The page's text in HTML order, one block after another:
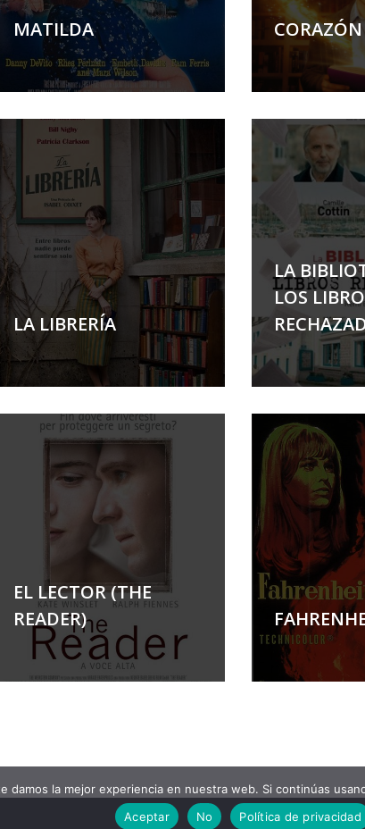
MATILDA
LA LIBRERÍA
LA
LOS
EL LECTOR (THE
READER)
damos la mejor experiencia en nuestra web. Si continúas
Aceptar
No Política de privacidad